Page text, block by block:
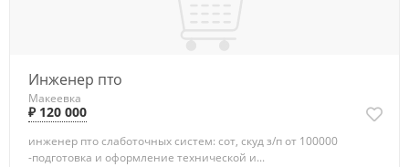
Инженер пто
Макеевка
₽ 120 000
инженер пто слаботочных систем: сот, скуд з/п от 100000
-подготовка и оформление технической и...